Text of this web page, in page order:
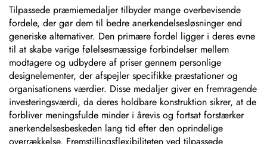
aluminiums-
maskinnavneskilte
Tilpassede præmiemedaljer tilbyder mange overbevisende
fordele, der gør dem til bedre anerkendelsesløsninger end
generiske alternativer. Den primære fordel ligger i deres evne
til at skabe varige følelsesmæssige forbindelser mellem
modtagere og udbydere af priser gennem personlige
designelementer, der afspejler specifikke præstationer og
organisationens værdier. Disse medaljer giver en fremragende
investeringsværdi, da deres holdbare konstruktion sikrer, at de
forbliver meningsfulde minder i årevis og fortsat forstærker
anerkendelsesbeskeden lang tid efter den oprindelige